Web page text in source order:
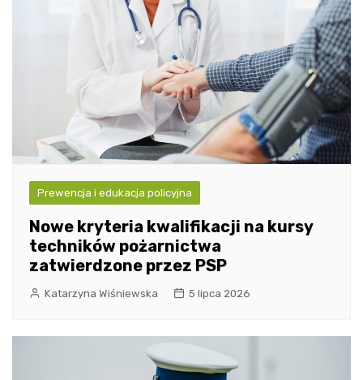
Prewencja i edukacja policyjna
Nowe kryteria kwalifikacji na kursy
techników pożarnictwa
zatwierdzone przez PSP
Katarzyna Wiśniewska 5 lipca 2026